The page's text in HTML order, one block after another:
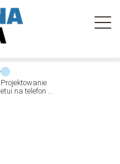
Projektowanie
etui na telefon w